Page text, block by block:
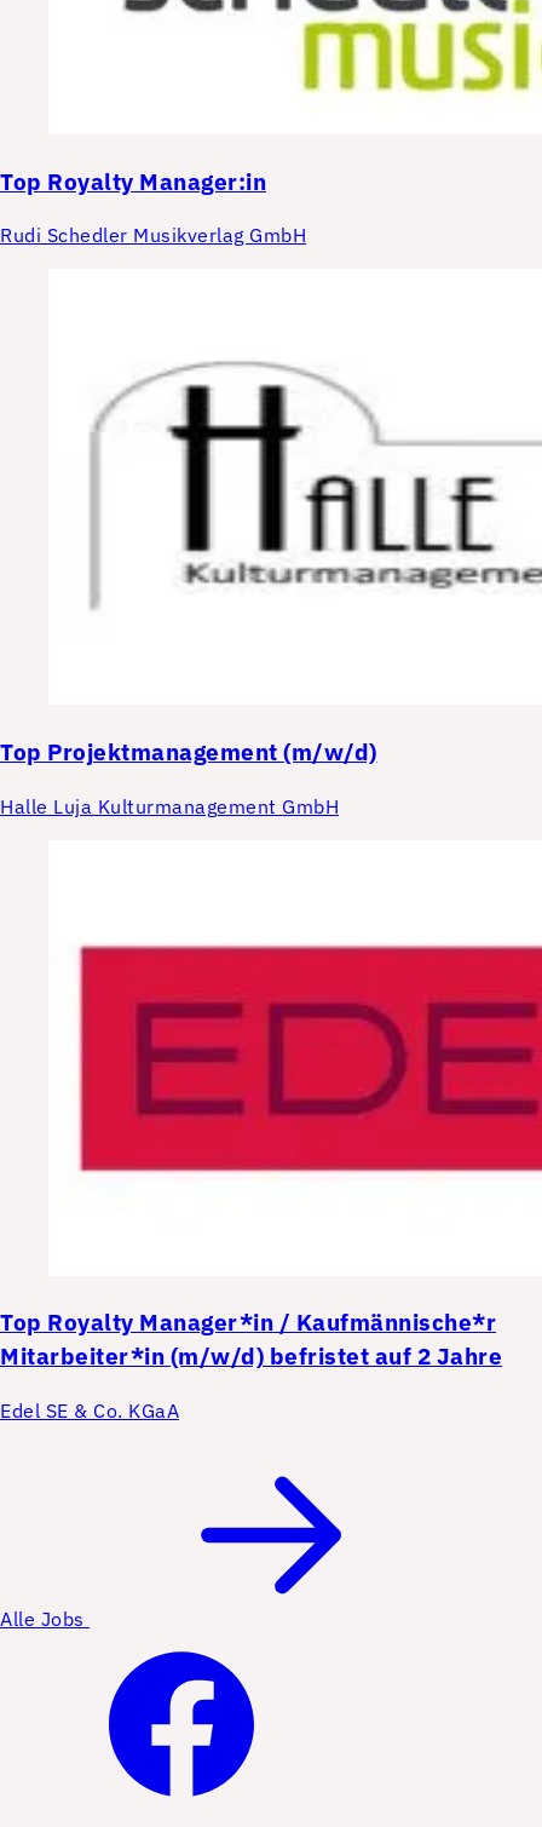
Top Royalty Manager:in
Rudi Schedler Musikverlag GmbH
Top Projektmanagement (m/w/d)
Halle Luja Kulturmanagement GmbH
Top Royalty Manager*in / Kaufmännische*r
Mitarbeiter*in (m/w/d) befristet auf 2 Jahre
Edel SE & Co. KGaA
Alle Jobs